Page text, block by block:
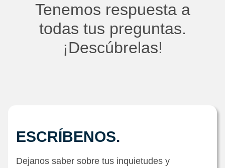
Tenemos respuesta a
todas tus preguntas.
¡Descúbrelas!
ESCRÍBENOS.
Dejanos saber sobre tus inquietudes y